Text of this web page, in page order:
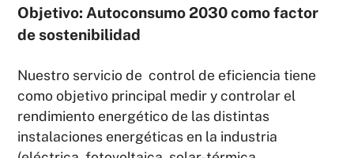
Objetivo: Autoconsumo 2030 como factor
de sostenibilidad
Nuestro servicio de control de eficiencia tiene
como objetivo principal medir y controlar el
rendimiento energético de las distintas
instalaciones energéticas en la industria